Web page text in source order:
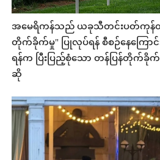
အမေရိကန်သည် ယခုသီတင်းပတ်ကုန်တွင်
တိုက်ခိုက်မှု" ပြုလုပ်ရန် စီစဉ်နေကြောင်
ရန်က ပြီးပြည့်စုံသော တန်ပြန်တို
ဆို